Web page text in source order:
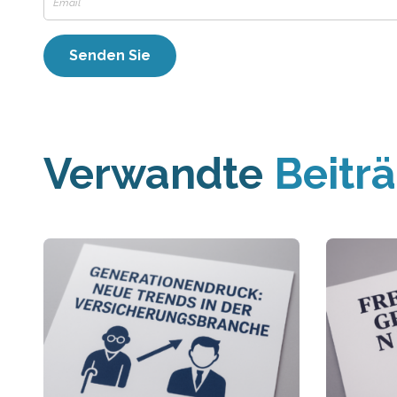
Verwandte